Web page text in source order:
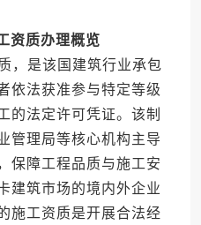
资质办理概览
是该国建筑行业承包
依法获准参与特定等级
的法定许可凭证。该制
管理局等核心机构主导
保障工程品质与施工安
建筑市场的境内外企业
施工资质是开展合法经